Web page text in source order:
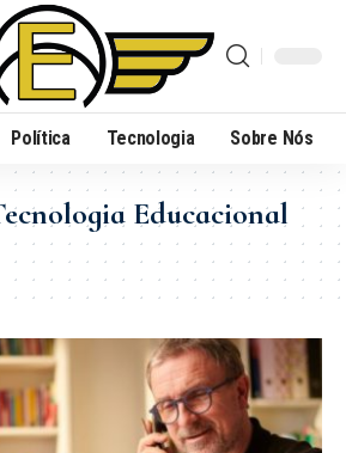
Política Tecnologia Sobre Nós
Educacional